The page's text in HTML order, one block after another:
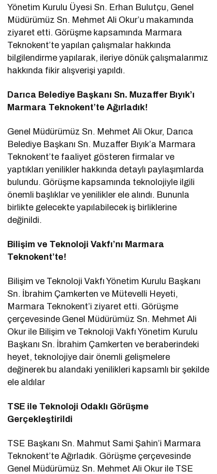
Yönetim Kurulu Üyesi Sn. Erhan Bulutçu, Genel
Müdürümüz Sn. Mehmet Ali Okur’u makamında
ziyaret etti. Görüşme kapsamında Marmara
Teknokent’te yapılan çalışmalar hakkında
bilgilendirme yapılarak, ileriye dönük çalışmalarımız
hakkında fikir alışverişi yapıldı.
Darıca Belediye Başkanı Sn. Muzaffer Bıyık’ı
Marmara Teknokent’te Ağırladık!
Genel Müdürümüz Sn. Mehmet Ali Okur, Darıca
Belediye Başkanı Sn. Muzaffer Bıyık’a Marmara
Teknokent’te faaliyet gösteren firmalar ve
yaptıkları yenilikler hakkında detaylı paylaşımlarda
bulundu. Görüşme kapsamında teknolojiyle ilgili
önemli başlıklar ve yenilikler ele alındı. Bununla
birlikte gelecekte yapılabilecek iş birliklerine
değinildi.
Bilişim ve Teknoloji Vakfı’nı Marmara
Teknokent’te!
Bilişim ve Teknoloji Vakfı Yönetim Kurulu Başkanı
Sn. İbrahim Çamkerten ve Mütevelli Heyeti,
Marmara Teknokent’i ziyaret etti. Görüşme
çerçevesinde Genel Müdürümüz Sn. Mehmet Ali
Okur ile Bilişim ve Teknoloji Vakfı Yönetim Kurulu
Başkanı Sn. İbrahim Çamkerten ve beraberindeki
heyet, teknolojiye dair önemli gelişmelere
değinerek bu alandaki yenilikleri kapsamlı bir şekilde
ele aldılar
TSE ile Teknoloji Odaklı Görüşme
Gerçekleştirildi
TSE Başkanı Sn. Mahmut Sami Şahin’i Marmara
Teknokent’te Ağırladık. Görüşme çerçevesinde
Genel Müdürümüz Sn. Mehmet Ali Okur ile TSE